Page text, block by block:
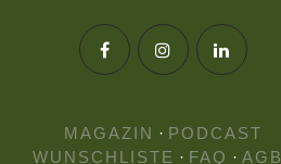
MAGAZIN · PODCAST
WUNSCHLISTE · FAQ · AGB